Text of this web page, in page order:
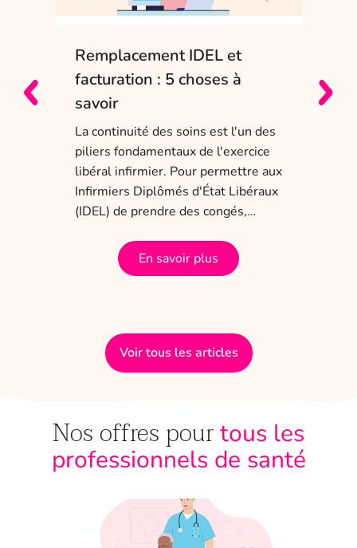
Remplacement IDEL et
facturation : 5 choses à
savoir
La continuité des soins est l'un des
piliers fondamentaux de l'exercice
libéral infirmier. Pour permettre aux
Infirmiers Diplômés d'État Libéraux
(IDEL) de prendre des congés,…
En savoir plus
Voir tous les articles
Nos offres pourtous les
professionnels de santé